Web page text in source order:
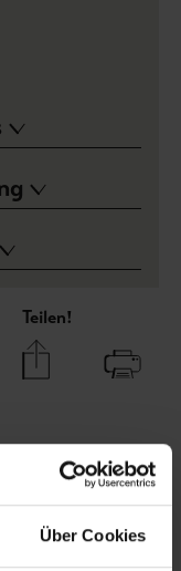
Über Cookies
Teilen!